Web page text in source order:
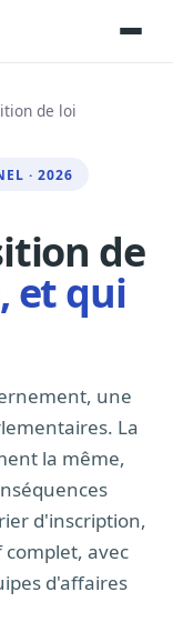
de loi
· 2026
de
et qui
une
La
la même,
d'inscription,
avec
d'affaires